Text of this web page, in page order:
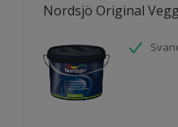
Nordsjö Original